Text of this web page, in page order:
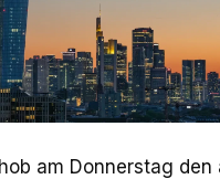
am Donnerstag den